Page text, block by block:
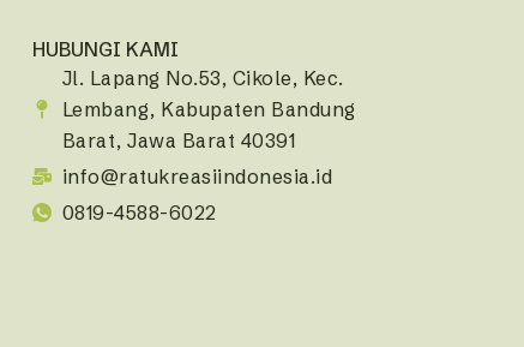
HUBUNGI KAMI
Jl. Lapang No.53, Cikole, Kec.
Lembang, Kabupaten Bandung
Barat, Jawa Barat 40391
info@ratukreasiindonesia.id
0819-4588-6022